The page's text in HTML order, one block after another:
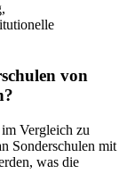
von
Vergleich zu
Sonderschulen mit
was die